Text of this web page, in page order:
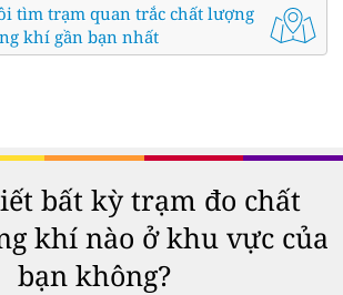
tìm trạm quan trắc chất lượng
khí gần bạn nhất
bất kỳ trạm đo chất
khí nào ở khu vực của
bạn không?